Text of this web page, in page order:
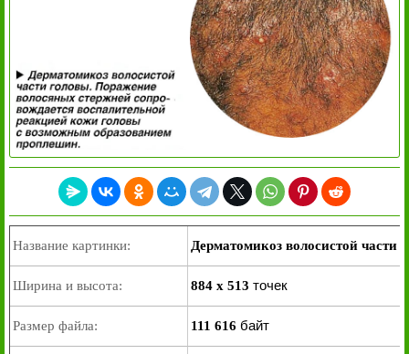
Название картинки: Дерматомикоз волосистой части
Ширина и высота: 884 x 513 точек
Размер файла: 111 616 байт